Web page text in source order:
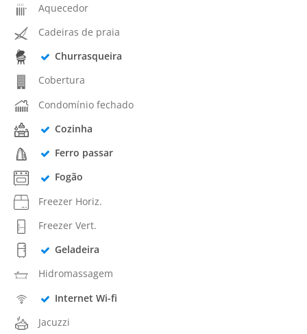
Aquecedor
Cadeiras de praia
Churrasqueira
Cobertura
Condomínio fechado
Cozinha
Ferro passar
Fogão
Freezer Horiz.
Freezer Vert.
Geladeira
Hidromassagem
Internet Wi-fi
Jacuzzi